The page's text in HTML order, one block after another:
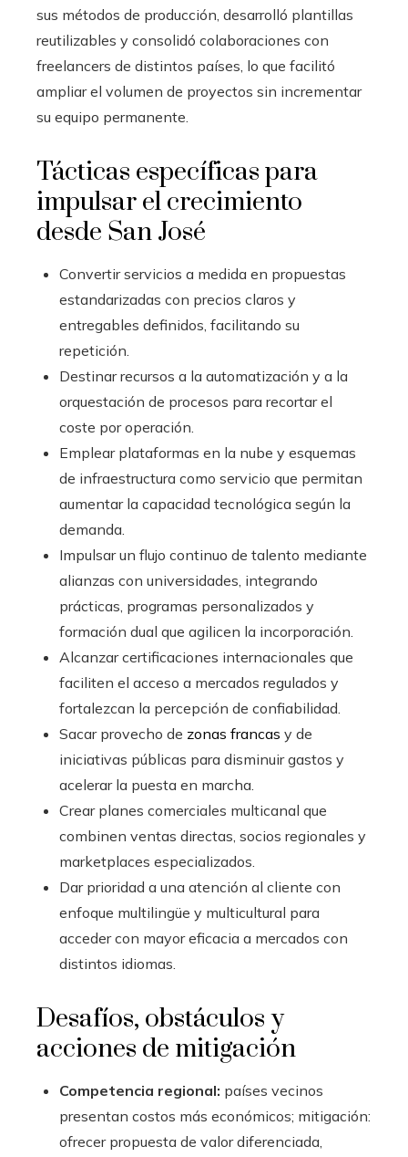
sus métodos de producción, desarrolló plantillas
reutilizables y consolidó colaboraciones con
freelancers de distintos países, lo que facilitó
ampliar el volumen de proyectos sin incrementar
su equipo permanente.
Tácticas específicas para
impulsar el crecimiento
desde San José
Convertir servicios a medida en propuestas
estandarizadas con precios claros y
entregables definidos, facilitando su
repetición.
Destinar recursos a la automatización y a la
orquestación de procesos para recortar el
coste por operación.
Emplear plataformas en la nube y esquemas
de infraestructura como servicio que permitan
aumentar la capacidad tecnológica según la
demanda.
Impulsar un flujo continuo de talento mediante
alianzas con universidades, integrando
prácticas, programas personalizados y
formación dual que agilicen la incorporación.
Alcanzar certificaciones internacionales que
faciliten el acceso a mercados regulados y
fortalezcan la percepción de confiabilidad.
Sacar provecho de zonas francas y de
iniciativas públicas para disminuir gastos y
acelerar la puesta en marcha.
Crear planes comerciales multicanal que
combinen ventas directas, socios regionales y
marketplaces especializados.
Dar prioridad a una atención al cliente con
enfoque multilingüe y multicultural para
acceder con mayor eficacia a mercados con
distintos idiomas.
Desafíos, obstáculos y
acciones de mitigación
Competencia regional: países vecinos
presentan costos más económicos; mitigación:
ofrecer propuesta de valor diferenciada,